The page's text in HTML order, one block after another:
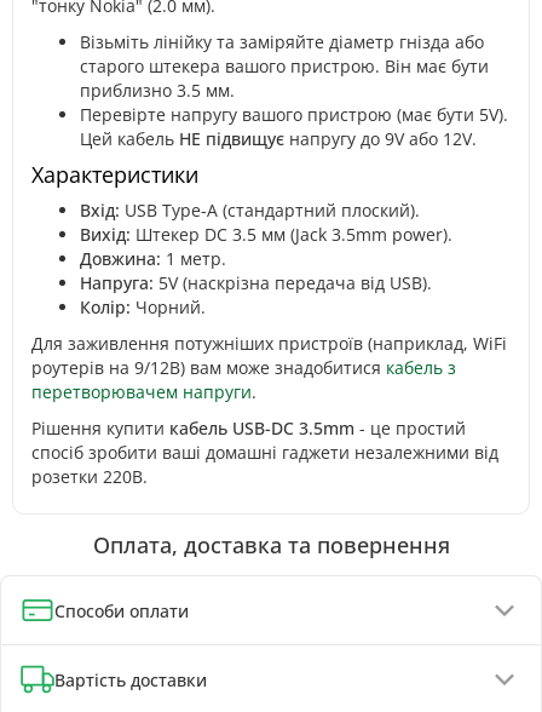
"тонку Nokia" (2.0 мм).
Візьміть лінійку та заміряйте діаметр гнізда або
старого штекера вашого пристрою. Він має бути
приблизно 3.5 мм.
Перевірте напругу вашого пристрою (має бути 5V).
Цей кабель НЕ підвищує напругу до 9V або 12V.
Характеристики
Вхід: USB Type-A (стандартний плоский).
Вихід: Штекер DC 3.5 мм (Jack 3.5mm power).
Довжина: 1 метр.
Напруга: 5V (наскрізна передача від USB).
Колір: Чорний.
Для заживлення потужніших пристроїв (наприклад, WiFi
роутерів на 9/12В) вам може знадобитися кабель з
перетворювачем напруги.
Рішення купити кабель USB-DC 3.5mm - це простий
спосіб зробити ваші домашні гаджети незалежними від
розетки 220В.
Оплата, доставка та повернення
Способи оплати
Оплата при отриманні (до 130 грн - повна передплата)
Онлайн-оплата карткою, GPay, ApplePay
Вартість доставки